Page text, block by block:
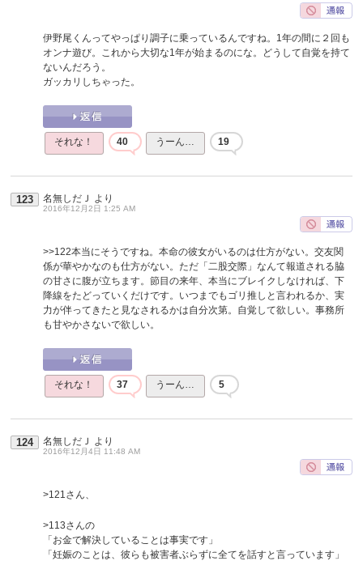
伊野尾くんってやっぱり調子に乗っているんですね。1年の間に２回も
オンナ遊び。これから大切な1年が始まるのにな。どうして自覚を持て
ないんだろう。
ガッカリしちゃった。
それな！ 40 うーん… 19
123 名無しだＪ より
2016年12月2日 1:25 AM
>>122本当にそうですね。本命の彼女がいるのは仕方がない。交友関
係が華やかなのも仕方がない。ただ「二股交際」なんて報道される脇
の甘さに腹が立ちます。節目の来年、本当にブレイクしなければ、下
降線をたどっていくだけです。いつまでもゴリ推しと言われるか、実
力が伴ってきたと見なされるかは自分次第。自覚して欲しい。事務所
も甘やかさないで欲しい。
それな！ 37 うーん… 5
124 名無しだＪ より
2016年12月4日 11:48 AM
>121さん、
>113さんの
「お金で解決していることは事実です」
「妊娠のことは、彼らも被害者ぶらずに全てを話すと言っています」